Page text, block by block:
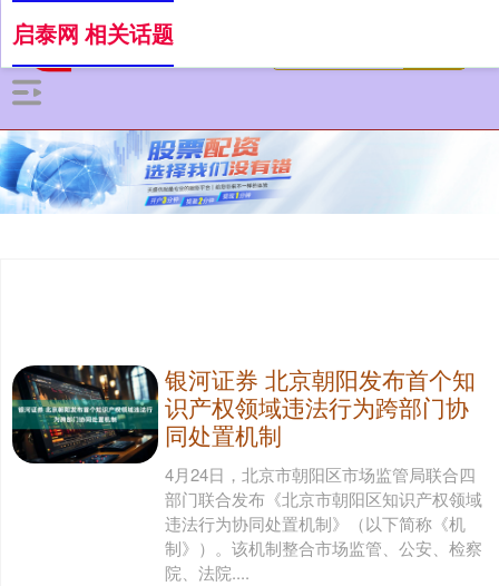
启泰网 相关话题
银河证券 北京朝阳发布首个知
识产权领域违法行为跨部门协
同处置机制
4月24日，北京市朝阳区市场监管局联合四
部门联合发布《北京市朝阳区知识产权领域
违法行为协同处置机制》（以下简称《机
制》）。该机制整合市场监管、公安、检察
院、法院....